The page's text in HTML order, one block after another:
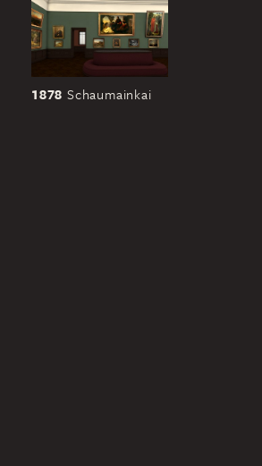
1878 Schaumainkai